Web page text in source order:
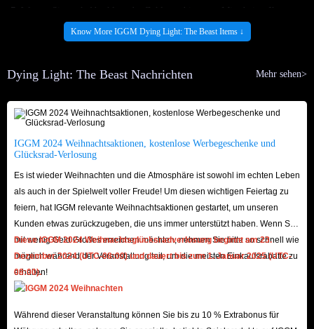
Warten Sie nach Abschluss der Zahlung, bis unser Mitarbeiter Ihren
Artikel liefert.
Liefermethode: Persönlich
F: Ist der Kauf von Dying Light-Artikeln bei IGGM günstiger als
A: Ja! Die günstigsten Preise der Branche! IGGM bietet jedem Kunden, der
wertvolle Dying Light: The Beast-Artikel hier kauft, zahlreiche Rabatte.
So finden Sie die gewünschten Artikel ganz einfach zu einem günstigeren
Preis!
Mitgliedschaftsprogramm beitreten und Rabatte in unterschiedlicher
Höhe erhalten. Wenn Sie weiterhin auf unserer Website einkaufen,
steigt Ihr VIP-Level von Level 1 auf Level 5 und Sie erhalten Rabatte
von bis zu 5 %. So können Sie Dying Light: The Beast-Artikel bei
Know More IGGM Dying Light: The Beast Items ↓
Dying Light: The Beast Nachrichten Mehr sehen>
IGGM 2024 Weihnachtsaktionen, kostenlose Werbegeschenke und
Glücksrad-Verlosung
Es ist wieder Weihnachten und die Atmosphäre ist sowohl im echten Leben
als auch in der Spielwelt voller Freude! Um diesen wichtigen Feiertag zu
feiern, hat IGGM relevante Weihnachtsaktionen gestartet, um unseren
Kunden etwas zurückzugeben, die uns immer unterstützt haben. Wenn Sie
mit wenig Geld Großes erreichen möchten, nehmen Sie bitte so schnell wie
möglich während der Veranstaltung teil, um die meisten Einkaufsrabatte zu
erhalten!
Diese IGGM 2024 Weihnachtsglücksradverlosung beginnt am 23.
Dezember 2024 (UTC-08:00) und dauert bis zum 1. Januar 2025 (UTC-
08:00).
Während dieser Veranstaltung können Sie bis zu 10 % Extrabonus für